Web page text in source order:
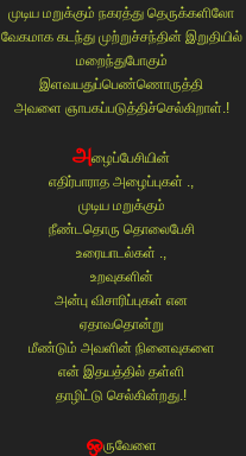
முடிய மறுக்கும் நகரத்து தெருக்களிலோ
வேகமாக கடந்து முற்றுச்சந்தின் இறுதியில்
மறைந்துபோகும்
இளவயதுப்பெண்ணொருத்தி
அவளை ஞாபகப்படுத்திச்செல்கிறாள்.!
அழைப்பேசியின்
எதிர்பாராத அழைப்புகள் .,
முடிய மறுக்கும்
நீண்டதொரு தொலைபேசி
உரையாடல்கள் .,
உறவுகளின்
அன்பு விசாரிப்புகள் என
ஏதாவதொன்று
மீண்டும் அவளின் நினைவுகளை
என் இதயத்தில் தள்ளி
தாழிட்டு செல்கின்றது.!
ஒருவேளை